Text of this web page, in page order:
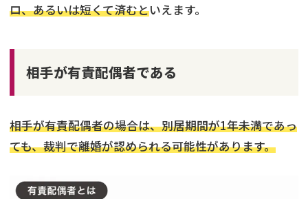
ロ、あるいは短くて済むといえます。
相手が有責配偶者である
相手が有責配偶者の場合は、別居期間が1年未満であっ
ても、裁判で離婚が認められる可能性があります。